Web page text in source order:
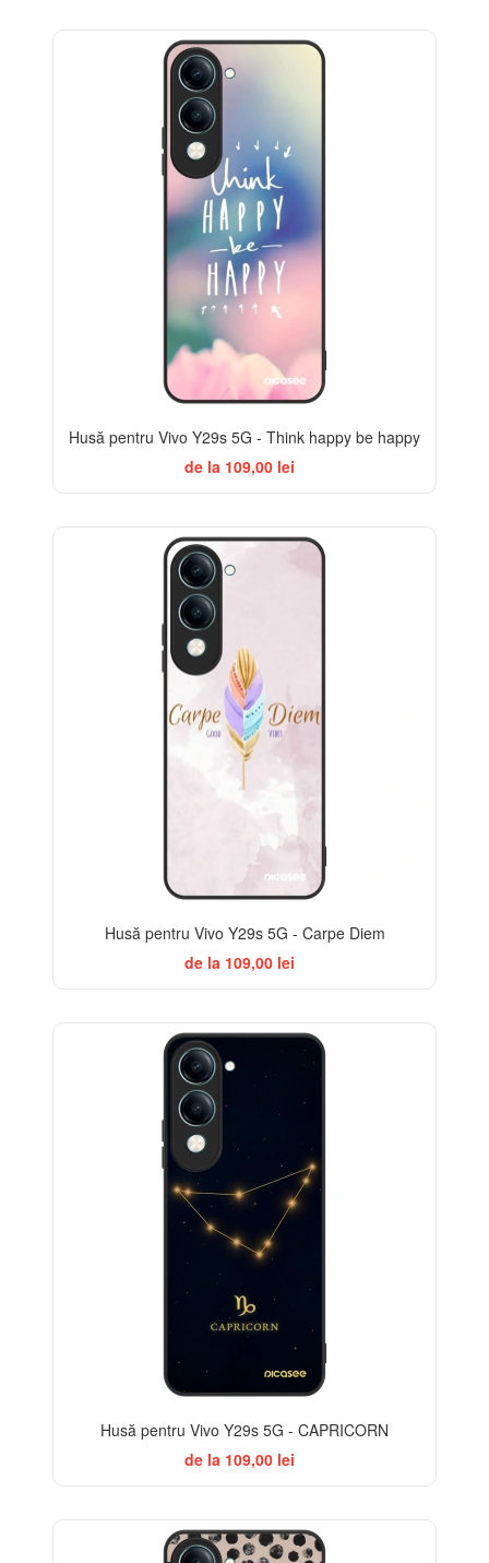
Husă pentru Vivo Y29s 5G - Think happy be happy
de la 109,00 lei
Husă pentru Vivo Y29s 5G - Carpe Diem
de la 109,00 lei
Husă pentru Vivo Y29s 5G - CAPRICORN
de la 109,00 lei